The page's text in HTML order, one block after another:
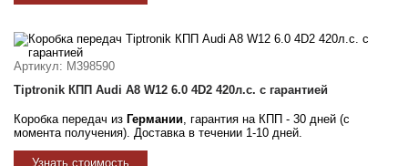
Артикул: M398590
Tiptronik КПП Audi A8 W12 6.0 4D2 420л.с. с гарантией
Коробка передач из Германии , гарантия на КПП - 30 дней (с
момента получения). Доставка в течении 1-10 дней.
Узнать стоимость